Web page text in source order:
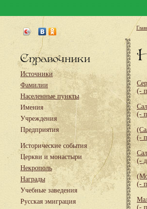
Справочники
Источники
Фамилии
Населенные пункты
Имения
Учреждения
Предприятия
Исторические события
Церкви и монастыри
Некрополь
Награды
Учебные заведения
Русская эмиграция
(-
(-
(-
(-
(-
(-